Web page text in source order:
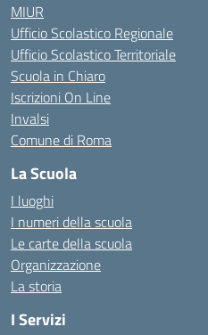
MIUR
Ufficio Scolastico Regionale
Ufficio Scolastico Territoriale
Scuola in Chiaro
Iscrizioni On Line
Invalsi
Comune di Roma
La Scuola
I luoghi
I numeri della scuola
Le carte della scuola
Organizzazione
La storia
I Servizi